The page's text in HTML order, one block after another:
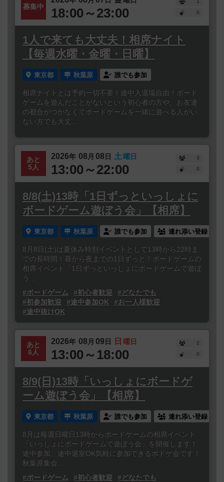
募集中 18:00～23:00
1
0
1人で来ても大丈夫！相席ナイト
【毎週水曜・金曜・日曜】
東京都 秋葉原 誰でも参加
相席ナイトとは予約一切不要！途中入退場自由！ボード
ゲームを遊んだことがないという初心者の方や、お友達
の都合がつかなくてボードゲームを一緒に遊べる人がい
ない方でも大丈...
あと
5人
2026年 08 月 08日 土曜日
13:00～22:00
3
0
8/8(土)13時「1日ずっといっしょに
ボードゲーム遊ぼう会」【相席】
東京都 秋葉原 誰でも参加 連れ添い登録
8月8日(土)は夏休み特別イベントとして13時から22時ま
での長時間！昼から夜までの1日ずっと！ボードゲームの
相席イベント「1日ずっといっしょにボードゲームで遊ぼ
う...
#ボードゲーム
#初心者歓迎
#どなたでも
#初参加歓迎
#途中参加OK
#お一人様歓迎
#途中抜けOK
あと
6人
2026年 08 月 09日 日 曜日
13:00～18:00
2
0
8/9(日)13時「いっしょにボードゲ
ーム遊ぼう会」【相席】
東京都 秋葉原 誰でも参加 連れ添い登録
8月は毎週日曜日13時からボードゲームの相席イベント
「いっしょにボードゲームで遊ぼう会」を開催します！
途中参加、途中退室OK気軽に参加できるボドゲ会です！
秋葉原集会...
#ボードゲーム
#初心者歓迎
#どなたでも